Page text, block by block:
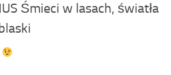
Śmieci w lasach, światła